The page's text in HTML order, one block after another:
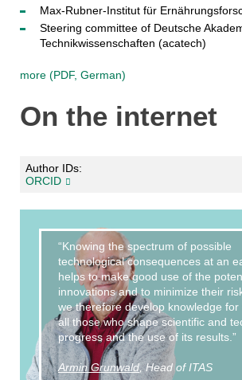
Max-Rubner-Institut für
Steering committee of Deutsche
Technikwissenschaften (acatech)
more (PDF, German)
On the internet
Author IDs:
ORCID
“Knowing the spectrum of possible
technological consequences at an
helps to make good use of the
innovations and to minimize their
we therefore develop knowledge for
all those who shape scientific and
progress and the use of its results.”
Armin Grunwald, Head of ITAS